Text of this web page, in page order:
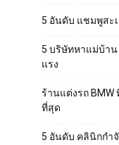
5 อันดับ แชมพูสะ
5 บริษัทหาแม่บ้า
แรง
ร้านแต่งรถ
ที่สุด
5 อันดับ คลินิกกำ